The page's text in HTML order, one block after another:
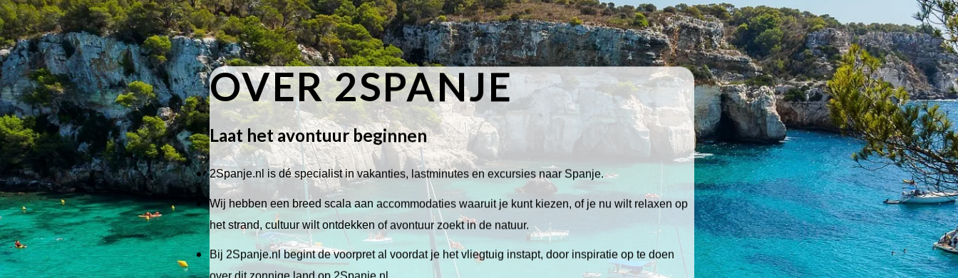
OVER 2SPANJE
Laat het avontuur beginnen
2Spanje.nl is dé specialist in vakanties, lastminutes en excursies naar Spanje.
Wij hebben een breed scala aan accommodaties waaruit je kunt kiezen, of je nu wilt relaxen op
het strand, cultuur wilt ontdekken of avontuur zoekt in de natuur.
Bij 2Spanje.nl begint de voorpret al voordat je het vliegtuig instapt, door inspiratie op te doen